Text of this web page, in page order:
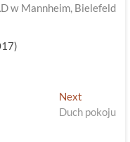
w Mannheim, Bielefeld
Next
post:
Duch pokoju